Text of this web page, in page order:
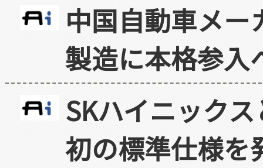
中国自動車メ
製造に本格参入
SKハイニック
初の標準仕様を